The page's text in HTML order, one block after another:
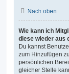
Nach oben
Wie kann ich
diese wieder aus
Du kannst
zum Hinzufügen
persönlichen
gleicher Stelle